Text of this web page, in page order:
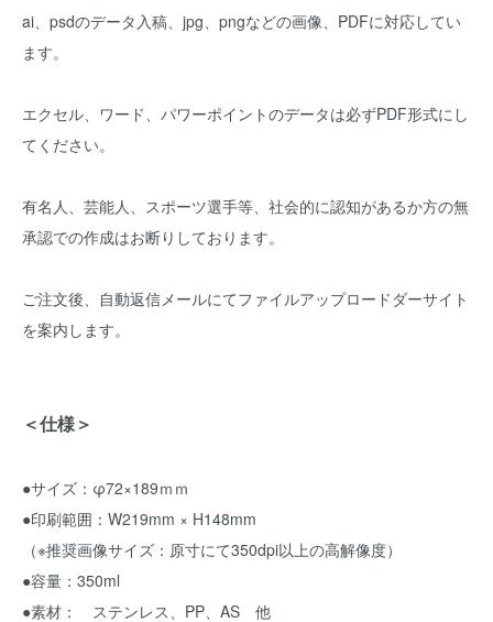
ai、psdのデータ入稿、jpg、pngなどの画像、PDFに対応してい
ます。
エクセル、ワード、パワーポイントのデータは必ずPDF形式にし
てください。
有名人、芸能人、スポーツ選手等、社会的に認知があるか方の無
承認での作成はお断りしております。
ご注文後、自動返信メールにてファイルアップロードダーサイト
を案内します。
＜仕様＞
●サイズ：φ72×189ｍｍ
●印刷範囲：W219mm × H148mm
（※推奨画像サイズ：原寸にて350dpi以上の高解像度）
●容量：350ml
●素材： ステンレス、PP、AS 他